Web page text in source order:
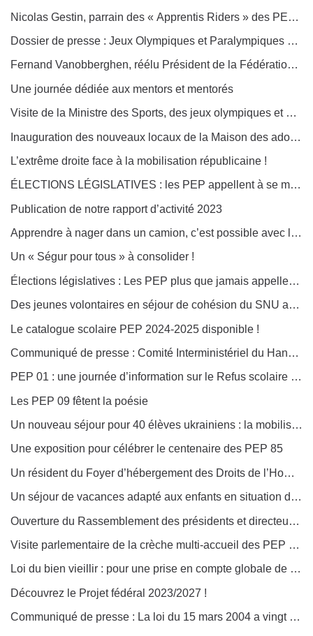
Nicolas Gestin, parrain des « Apprentis Riders » des PEP 29, médaillé Olympique de canoë Slalom !
Dossier de presse : Jeux Olympiques et Paralympiques 2024, les PEP mobilisées !
Fernand Vanobberghen, réélu Président de la Fédération générale des PEP
Une journée dédiée aux mentors et mentorés
Visite de la Ministre des Sports, des jeux olympiques et Paralympiques au Domaine de la Ducherais à Campbon
Inauguration des nouveaux locaux de la Maison des adolescents (MDA 11)
L’extrême droite face à la mobilisation républicaine !
ÉLECTIONS LÉGISLATIVES : les PEP appellent à se mobiliser pour faire barrage à l’extrême droite !
Publication de notre rapport d’activité 2023
Apprendre à nager dans un camion, c’est possible avec les PEP 56 !
Un « Ségur pour tous » à consolider !
Élections législatives : Les PEP plus que jamais appellent à se mobiliser pour une société démocratique inclusive, solidaire et écoresponsable !
Des jeunes volontaires en séjour de cohésion du SNU au centre « Le Miramar » des PEP 50
Le catalogue scolaire PEP 2024-2025 disponible !
Communiqué de presse : Comité Interministériel du Handicap
PEP 01 : une journée d’information sur le Refus scolaire anxieux
Les PEP 09 fêtent la poésie
Un nouveau séjour pour 40 élèves ukrainiens : la mobilisation continue !
Une exposition pour célébrer le centenaire des PEP 85
Un résident du Foyer d’hébergement des Droits de l’Homme devenu champion de France de para judo adapté à Orléans
Un séjour de vacances adapté aux enfants en situation de handicap
Ouverture du Rassemblement des présidents et directeurs généraux à Chambéry
Visite parlementaire de la crèche multi-accueil des PEP 31 à Toulouse
Loi du bien vieillir : pour une prise en compte globale de la problématique de l’autonomie !
Découvrez le Projet fédéral 2023/2027 !
Communiqué de presse : La loi du 15 mars 2004 a vingt ans !